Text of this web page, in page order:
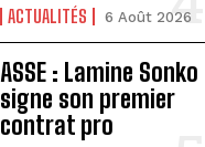
ACTUALITÉS 6 Août 2026
ASSE : Lamine Sonko
signe son premier
contrat pro